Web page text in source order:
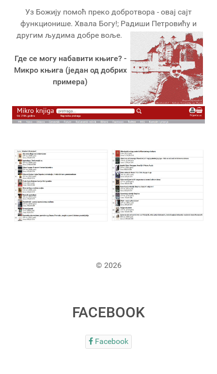
Уз Божију помоћ преко добротвора - овај сајт
функционише. Хвала Богу!; Радиши Петровићу и
другим људима добре воље.
Где се могу набавити књиге? -
Микро књига (један од добрих
примера)
© 2026
FACEBOOK
Facebook